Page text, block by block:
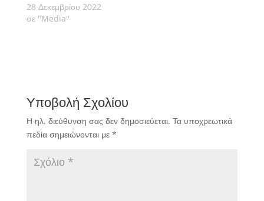
28 Δεκεμβρίου 2022
σε "Media"
Υποβολή Σχολίου
Η ηλ. διεύθυνση σας δεν δημοσιεύεται. Τα υποχρεωτικά
πεδία σημειώνονται με *